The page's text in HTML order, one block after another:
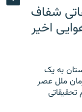
شفاف
اخیر
به یک
ملل عصر